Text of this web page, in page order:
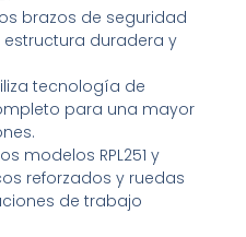
brazos de seguridad
duradera y
tecnología de
para una mayor
modelos RPL251 y
reforzados y ruedas
de trabajo